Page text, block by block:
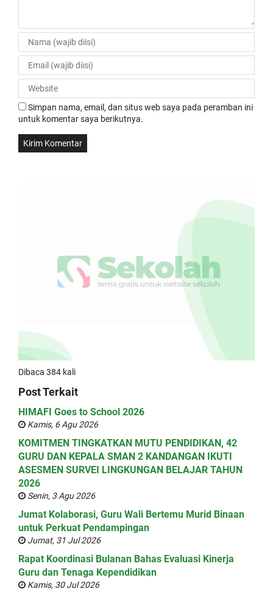
Simpan nama, email, dan situs web saya pada peramban ini
untuk komentar saya berikutnya.
Dibaca 384 kali
Post Terkait
HIMAFI Goes to School 2026
Kamis, 6 Agu 2026
KOMITMEN TINGKATKAN MUTU PENDIDIKAN, 42
GURU DAN KEPALA SMAN 2 KANDANGAN IKUTI
ASESMEN SURVEI LINGKUNGAN BELAJAR TAHUN
2026
Senin, 3 Agu 2026
Jumat Kolaborasi, Guru Wali Bertemu Murid Binaan
untuk Perkuat Pendampingan
Jumat, 31 Jul 2026
Rapat Koordinasi Bulanan Bahas Evaluasi Kinerja
Guru dan Tenaga Kependidikan
Kamis, 30 Jul 2026